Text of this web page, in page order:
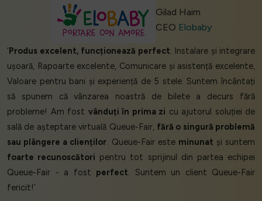
Gilad Haim
CEO Elobaby
‘Produs excelent, funcționează perfect . Instalare și integrare
ușoară, Rapoarte excelente, Comunicare și asistență excelente,
Valoare pentru bani și experiență de 5 stele. Suntem încântați
să spunem că vânzarea noastră de bilete a decurs fără
probleme! Am fost vânduți în prima zi cu ajutorul soluției de
sală de așteptare virtuală Queue-Fair, fără o singură problemă
sau plângere a clienților . Queue-Fair este minunat și suntem
foarte recunoscători pentru tot sprijinul din partea echipei
Queue-Fair - a fost perfect . Suntem un client Queue-Fair
fericit!’